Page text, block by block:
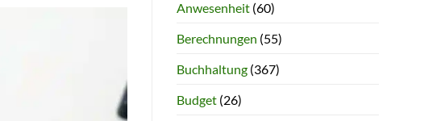
Anwesenheit(60)
Berechnungen (55)
Buchhaltung(367)
Budget(26)